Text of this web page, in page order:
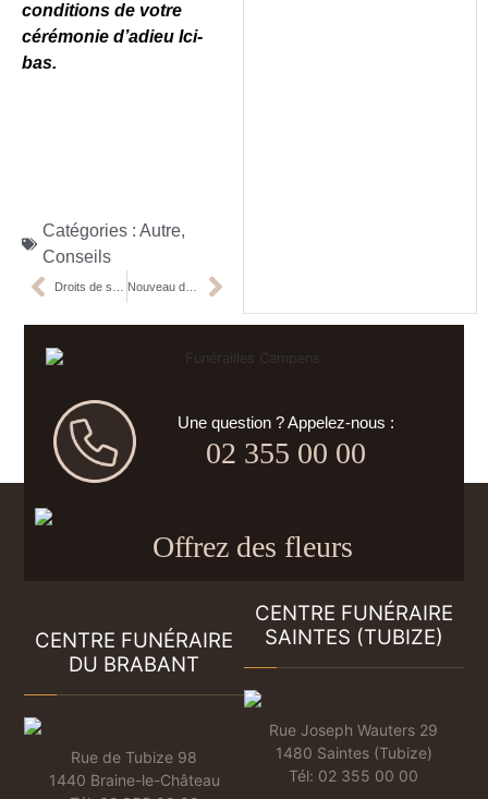
conditions de votre
cérémonie d’adieu Ici-
bas.
Catégories : Autre,
Conseils
Une question ? Appelez-nous :
02 355 00 00
Offrez des fleurs
CENTRE FUNÉRAIRE
DU BRABANT
Rue de Tubize 98
1440 Braine-le-Château
CENTRE FUNÉRAIRE
SAINTES (TUBIZE)
Rue Joseph Wauters 29
1480 Saintes (Tubize)
Tél: 02 355 00 00